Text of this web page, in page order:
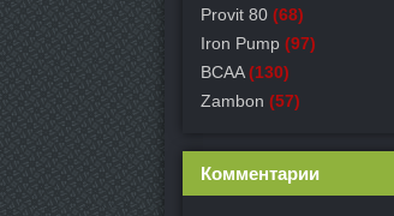
Provit 80 (68)
Iron Pump (97)
BCAA (130)
Zambon (57)
Комментарии